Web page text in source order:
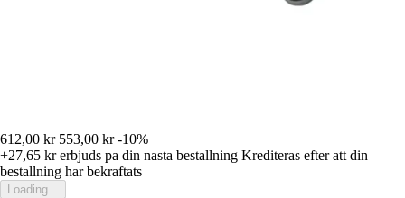
612,00 kr 553,00 kr -10%
+27,65 krerbjuds pa din nasta bestallning Krediteras efter att din
bestallning har bekraftats
Loading...